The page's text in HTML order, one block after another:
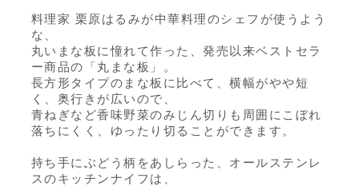
料理家 栗原はるみが中華料理のシェフが使うよう
な、
丸いまな板に憧れて作った、発売以来ベストセラ
ー商品の「丸まな板」。
長方形タイプのまな板に比べて、横幅がやや短
く、奥行きが広いので、
青ねぎなど香味野菜のみじん切りも周囲にこぼれ
落ちにくく、ゆったり切ることができます。
持ち手にぶどう柄をあしらった、オールステンレ
スのキッチンナイフは、